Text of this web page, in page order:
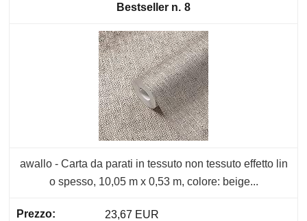
8
awallo - Carta da parati in tessuto non tessuto effetto lin
o spesso, 10,05 m x 0,53 m, colore: beige...
23,67 EUR